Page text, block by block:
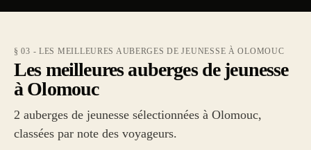
§ 03 - LES MEILLEURES AUBERGES DE JEUNESSE À OLOMOUC
Les meilleures auberges de jeunesse
à Olomouc
2 auberges de jeunesse sélectionnées à Olomouc,
classées par note des voyageurs.